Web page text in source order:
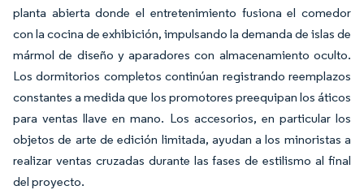
planta abierta donde el entretenimiento fusiona el comedor
con la cocina de exhibición, impulsando la demanda de islas de
mármol de diseño y aparadores con almacenamiento oculto.
Los dormitorios completos continúan registrando reemplazos
constantes a medida que los promotores preequipan los áticos
para ventas llave en mano. Los accesorios, en particular los
objetos de arte de edición limitada, ayudan a los minoristas a
realizar ventas cruzadas durante las fases de estilismo al final
del proyecto.